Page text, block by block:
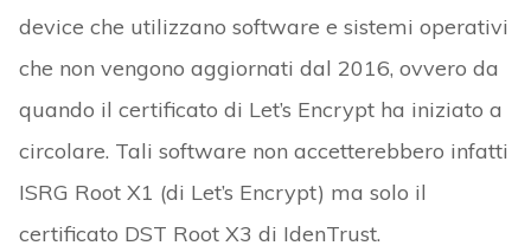
device che utilizzano software e sistemi operativi
che non vengono aggiornati dal 2016, ovvero da
quando il certificato di Let’s Encrypt ha iniziato a
circolare. Tali software non accetterebbero infatti
ISRG Root X1 (di Let’s Encrypt) ma solo il
certificato DST Root X3 di IdenTrust.